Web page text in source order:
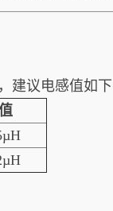
建议电感值如